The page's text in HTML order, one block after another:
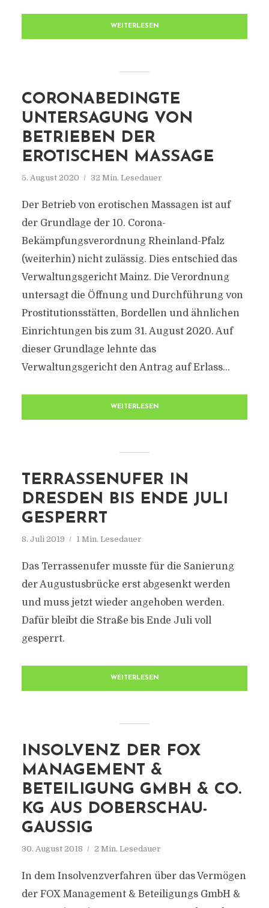
WEITERLESEN
CORONABEDINGTE
UNTERSAGUNG VON
BETRIEBEN DER
EROTISCHEN MASSAGE
5. August 2020 32 Min. Lesedauer
Der Betrieb von erotischen Massagen ist auf
der Grundlage der 10. Corona-
Bekämpfungsverordnung Rheinland-Pfalz
(weiterhin) nicht zulässig. Dies entschied das
Verwaltungsgericht Mainz. Die Verordnung
untersagt die Öffnung und Durchführung von
Prostitutionsstätten, Bordellen und ähnlichen
Einrichtungen bis zum 31. August 2020. Auf
dieser Grundlage lehnte das
Verwaltungsgericht den Antrag auf Erlass...
WEITERLESEN
TERRASSENUFER IN
DRESDEN BIS ENDE JULI
GESPERRT
8. Juli 2019 1 Min. Lesedauer
Das Terrassenufer musste für die Sanierung
der Augustusbrücke erst abgesenkt werden
und muss jetzt wieder angehoben werden.
Dafür bleibt die Straße bis Ende Juli voll
gesperrt.
WEITERLESEN
INSOLVENZ DER FOX
MANAGEMENT &
BETEILIGUNG GMBH & CO.
KG AUS DOBERSCHAU-
GAUSSIG
30. August 2018 2 Min. Lesedauer
In dem Insolvenzverfahren über das Vermögen
der FOX Management & Beteiligungs GmbH &